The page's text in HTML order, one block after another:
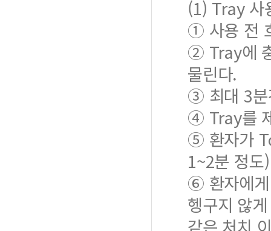
(1) Tray 사
① 사용 전
② Tray에
물린다.
③ 최대 3분
④ Tray를
⑤ 환자가
1~2분 정도
⑥ 환자에게
헹구지 않
같은 처치